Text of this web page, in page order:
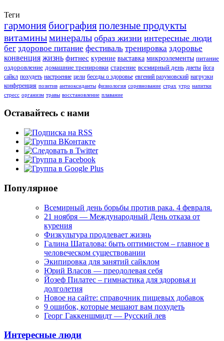
Теги
гармония биографияполезные продукты
витаминыминералы образ жизни интересные люди
бег здоровое питание фестиваль тренировка здоровье
конвенция жизнь фитнес курение выставка микроэлементы питание
оздоровление домашние тренировки старение всемирный день диеты йога
сайкл похудеть настроение цели беседы о здоровье евгений разумовский нагрузки
конференция позитив антиоксиданты физиология соревнование страх утро напитки
стресс организм травы восстановление плавание
Оставайтесь с нами
Популярное
Всемирный день борьбы против рака. 4 февраля.
21 ноября — Международный День отказа от
курения
Физкультура продлевает жизнь
Галина Шаталова: быть оптимистом – главное в
человеческом существовании
Экипировка для занятий сайклом
Юрий Власов — преодолевая себя
Йозеф Пилатес – гимнастика для здоровья и
долголетия
Новое на сайте: справочник пищевых добавок
9 ошибок, которые мешают вам похудеть
Георг Гаккеншмидт — Русский лев
Интересные люди